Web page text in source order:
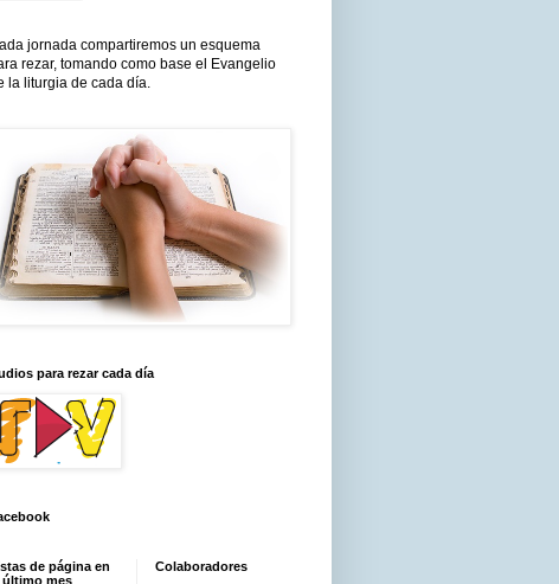
jornada compartiremos un esquema
rezar, tomando como base el Evangelio
la liturgia de cada día.
para rezar cada día
de página en
último mes
Colaboradores